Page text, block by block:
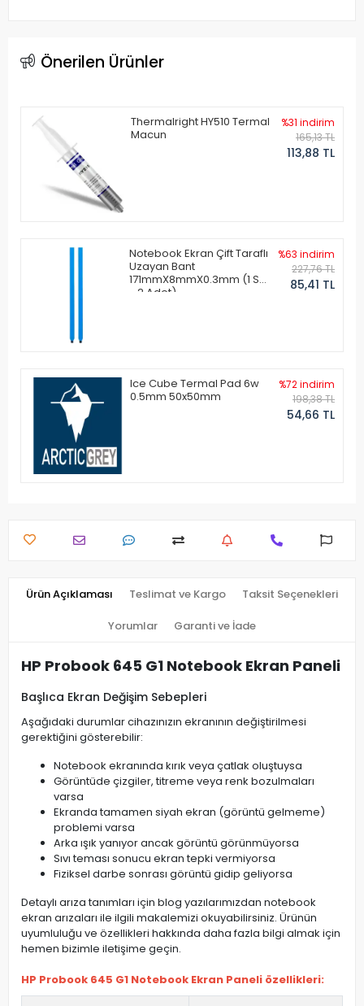
Önerilen Ürünler
Thermalright HY510 Termal
Macun
%31 indirim
165,13 TL
113,88 TL
Notebook Ekran Çift Taraflı
Uzayan Bant
171mmX8mmX0.3mm (1 Set
- 2 Adet)
%63 indirim
227,76 TL
85,41 TL
Ice Cube Termal Pad 6w
0.5mm 50x50mm
%72 indirim
198,38 TL
54,66 TL
Ürün Açıklaması Teslimat ve Kargo Taksit Seçenekleri
Yorumlar Garanti ve İade
HP Probook 645 G1 Notebook Ekran Paneli
Başlıca Ekran Değişim Sebepleri
Aşağıdaki durumlar cihazınızın ekranının değiştirilmesi
gerektiğini gösterebilir:
Notebook ekranında kırık veya çatlak oluştuysa
Görüntüde çizgiler, titreme veya renk bozulmaları
varsa
Ekranda tamamen siyah ekran (görüntü gelmeme)
problemi varsa
Arka ışık yanıyor ancak görüntü görünmüyorsa
Sıvı teması sonucu ekran tepki vermiyorsa
Fiziksel darbe sonrası görüntü gidip geliyorsa
Detaylı arıza tanımları için blog yazılarımızdan notebook
ekran arızaları ile ilgili makalemizi okuyabilirsiniz. Ürünün
uyumluluğu ve özellikleri hakkında daha fazla bilgi almak için
hemen bizimle iletişime geçin.
HP Probook 645 G1 Notebook Ekran Paneli özellikleri: